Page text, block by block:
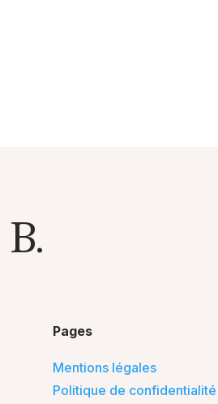
Pages
Mentions légales
Politique de confidentialité